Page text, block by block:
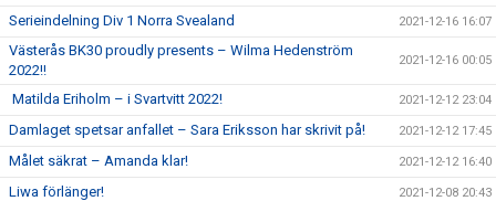
Serieindelning Div 1 Norra Svealand 2021-12-16 16:07
Västerås BK30 proudly presents – Wilma Hedenström
2022!!
2021-12-16 00:05
Matilda Eriholm – i Svartvitt 2022! 2021-12-12 23:04
Damlaget spetsar anfallet – Sara Eriksson har skrivit på! 2021-12-12 17:45
Målet säkrat – Amanda klar! 2021-12-12 16:40
Liwa förlänger! 2021-12-08 20:43